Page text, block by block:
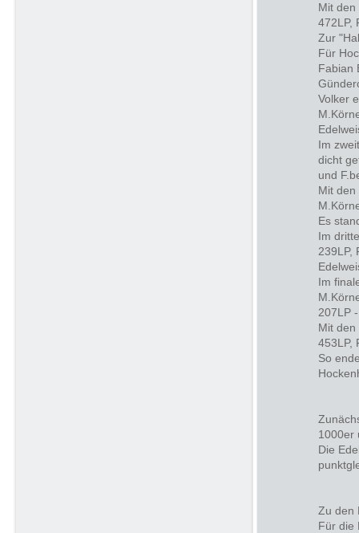
Mit den
472LP,
Zur
Für
Fabian
Volker
Im
dicht
und
Mit den
Es
Im
239LP,
Im
207LP
Mit den
453LP,
So
1000er
Die
Zu den
Für die